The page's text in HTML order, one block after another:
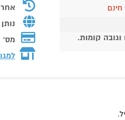
חינם
וגובה קומות.
מס'
.